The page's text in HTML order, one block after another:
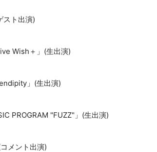
スト出演)
Wish＋」(生出演)
」(生出演)
PROGRAM "FUZZ"」(生出演)
メント出演)